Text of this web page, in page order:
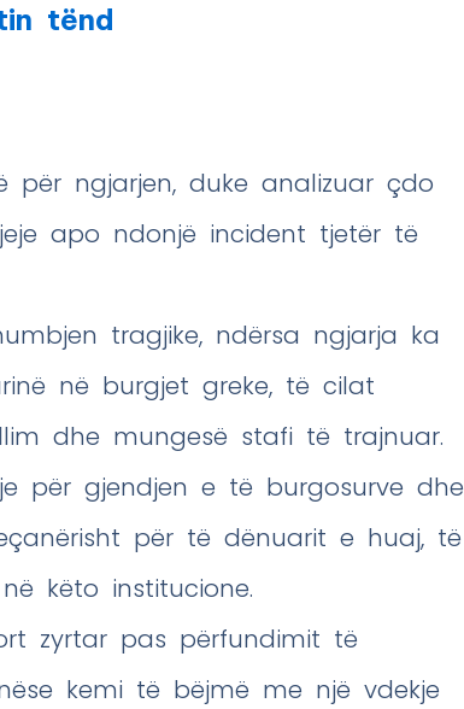
tënd
ngjarjen, duke analizuar çdo
apo ndonjë incident tjetër të
tragjike, ndërsa ngjarja ka
në burgjet greke, të cilat
dhe mungesë stafi të trajnuar.
për gjendjen e të burgosurve dhe
për të dënuarit e huaj, të
këto institucione.
zyrtar pas përfundimit të
kemi të bëjmë me një vdekje